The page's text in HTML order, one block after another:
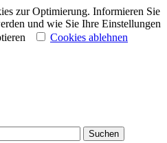
zur Optimierung. Informieren Sie
und wie Sie Ihre Einstellungen
Cookies ablehnen